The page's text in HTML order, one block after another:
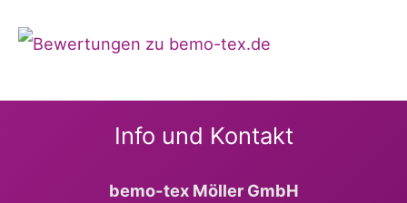
Info und Kontakt
bemo-tex Möller GmbH